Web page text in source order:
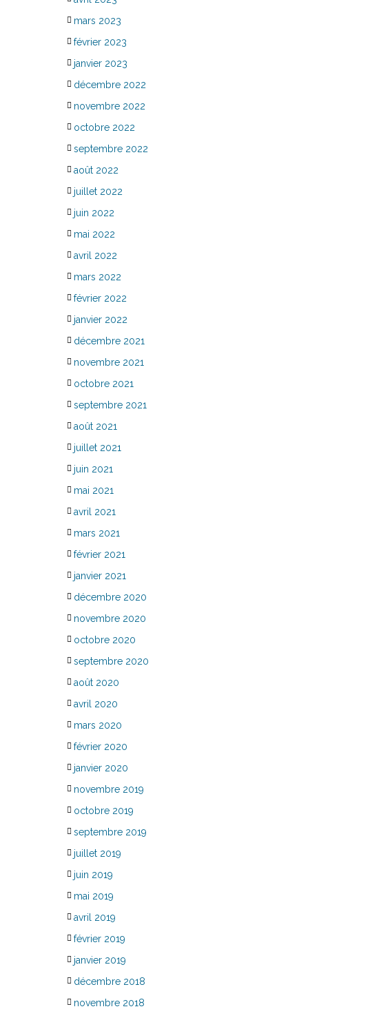
mars 2023
février 2023
janvier 2023
décembre 2022
novembre 2022
octobre 2022
septembre 2022
août 2022
juillet 2022
juin 2022
mai 2022
avril 2022
mars 2022
février 2022
janvier 2022
décembre 2021
novembre 2021
octobre 2021
septembre 2021
août 2021
juillet 2021
juin 2021
mai 2021
avril 2021
mars 2021
février 2021
janvier 2021
décembre 2020
novembre 2020
octobre 2020
septembre 2020
août 2020
avril 2020
mars 2020
février 2020
janvier 2020
novembre 2019
octobre 2019
septembre 2019
juillet 2019
juin 2019
mai 2019
avril 2019
février 2019
janvier 2019
décembre 2018
novembre 2018